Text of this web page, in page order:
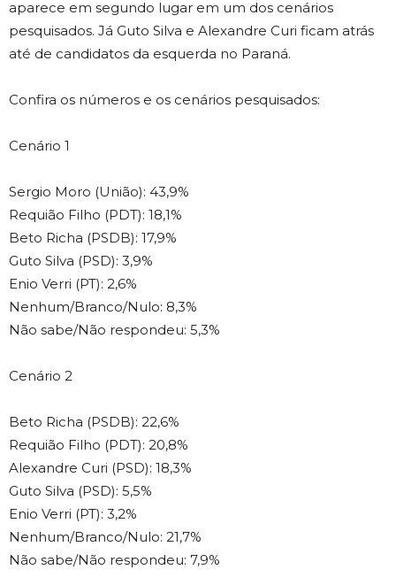
aparece em segundo lugar em um dos cenários
pesquisados. Já Guto Silva e Alexandre Curi ficam atrás
até de candidatos da esquerda no Paraná.
Confira os números e os cenários pesquisados:
Cenário 1
Sergio Moro (União): 43,9%
Requião Filho (PDT): 18,1%
Beto Richa (PSDB): 17,9%
Guto Silva (PSD): 3,9%
Enio Verri (PT): 2,6%
Nenhum/Branco/Nulo: 8,3%
Não sabe/Não respondeu: 5,3%
Cenário 2
Beto Richa (PSDB): 22,6%
Requião Filho (PDT): 20,8%
Alexandre Curi (PSD): 18,3%
Guto Silva (PSD): 5,5%
Enio Verri (PT): 3,2%
Nenhum/Branco/Nulo: 21,7%
Não sabe/Não respondeu: 7,9%